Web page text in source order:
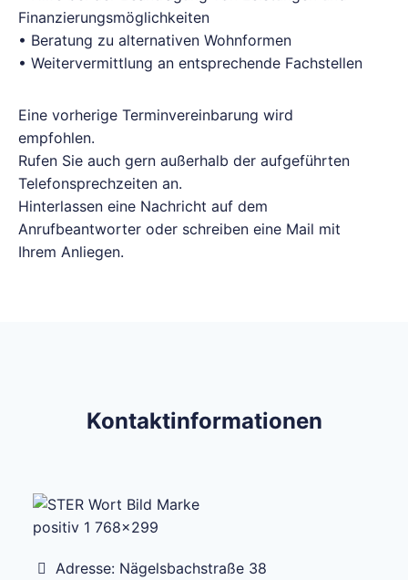
Finanzierungsmöglichkeiten
• Beratung zu alternativen Wohnformen
• Weitervermittlung an entsprechende Fachstellen
Eine vorherige Terminvereinbarung wird
empfohlen.
Rufen Sie auch gern außerhalb der aufgeführten
Telefonsprechzeiten an.
Hinterlassen eine Nachricht auf dem
Anrufbeantworter oder schreiben eine Mail mit
Ihrem Anliegen.
Kontaktinformationen
Adresse: Nägelsbachstraße 38